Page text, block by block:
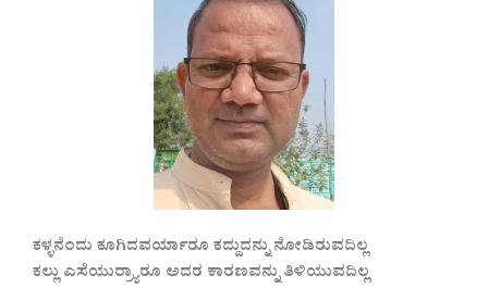
ಕಳ್ಳನೆಂದು ಕೂಗಿದವರ್ಯಾರೂ ಕದ್ದುದನ್ನು ನೋಡಿರುವದಿಲ್ಲ
ಕಲ್ಲು ಎಸೆಯುರ‍್ರ್ಯಾರೂ ಅದರ ಕಾರಣವನ್ನು ತಿಳಿಯುವದಿಲ್ಲ